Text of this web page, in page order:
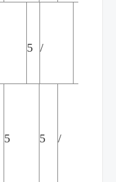
5 /
5 5 /